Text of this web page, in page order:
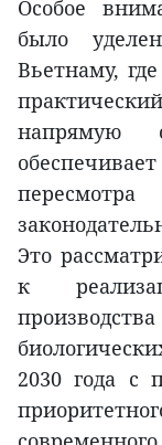
Особое
было
Вьетнаму,
напрямую
Это
к
2030 года с